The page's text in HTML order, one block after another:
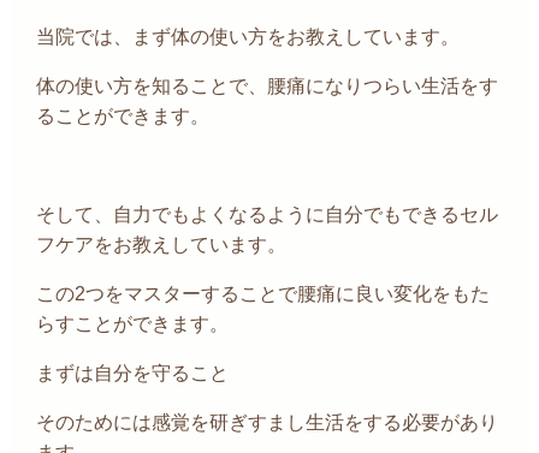
当院では、まず体の使い方をお教えしています。
体の使い方を知ることで、腰痛になりつらい生活をす
ることができます。
そして、自力でもよくなるように自分でもできるセル
フケアをお教えしています。
この2つをマスターすることで腰痛に良い変化をもた
らすことができます。
まずは自分を守ること
そのためには感覚を研ぎすまし生活をする必要があり